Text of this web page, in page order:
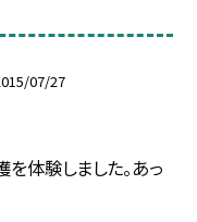
07/27
体験しました。あっ